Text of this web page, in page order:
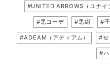
#UNITED ARROWS（ユナイ
#黒コーデ #黒紺 #
#ADEAM（アディアム） #セ
#ハ